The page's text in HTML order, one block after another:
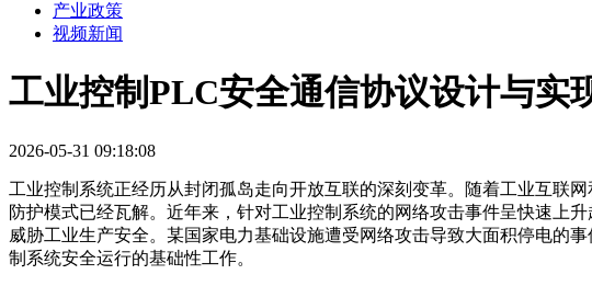
产业政策
视频新闻
工业控制PLC安全通信协议设计与实
2026-05-31 09:18:08
工业控制系统正经历从封闭孤岛走向开放互联的深刻变革。随着工业互联
防护模式已经瓦解。近年来，针对工业控制系统的网络攻击事件呈快速上
威胁工业生产安全。某国家电力基础设施遭受网络攻击导致大面积停电的
制系统安全运行的基础性工作。